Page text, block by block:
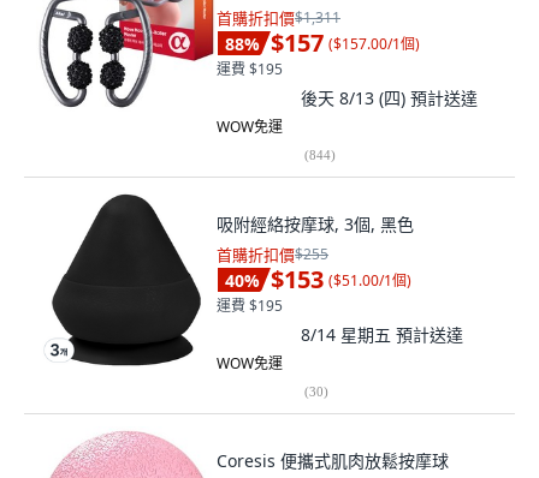
首購折扣價$1,311
88% $157 ($157.00/1個)
運費 $195
後天 8/13 (四) 預計送達
WOW免運
(844)
吸附經絡按摩球, 3個, 黑色
首購折扣價$255
40% $153 ($51.00/1個)
運費 $195
8/14 星期五 預計送達
WOW免運
(30)
Coresis 便攜式肌肉放鬆按摩球